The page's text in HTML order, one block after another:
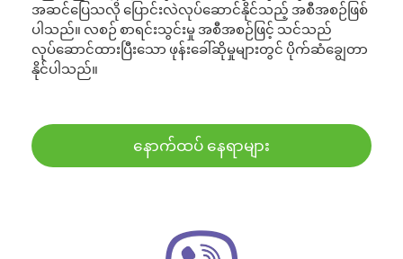
အဆင်ပြေသလို ပြောင်းလဲလုပ်ဆောင်နိုင်သည့် အစီအစဉ်ဖြစ်
ပါသည်။ လစဉ် စာရင်းသွင်းမှု အစီအစဉ်ဖြင့် သင်သည်
လုပ်ဆောင်ထားပြီးသော ဖုန်းခေါ်ဆိုမှုများတွင် ပိုက်ဆံချွေတာ
နိုင်ပါသည်။
နောက်ထပ် နေရာများ